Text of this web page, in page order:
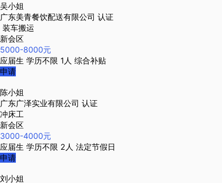
吴小姐
广东美青餐饮配送有限公司 认证
装车搬运
新会区
5000-8000元
应届生 学历不限 1人 综合补贴
申请
陈小姐
广东广泽实业有限公司 认证
冲床工
新会区
3000-4000元
应届生 学历不限 2人 法定节假日
申请
刘小姐